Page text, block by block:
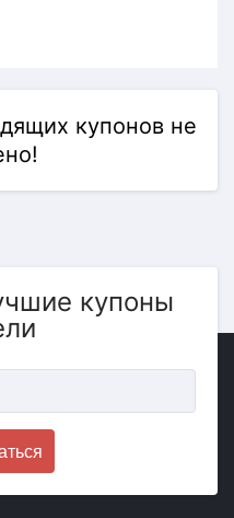
купонов не
купоны